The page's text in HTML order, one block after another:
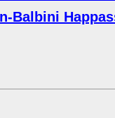
Balbini